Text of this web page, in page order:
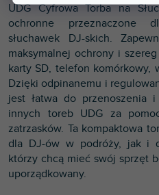
UDG Cyfrowa Torba na
ochronne przeznaczone
słuchawek DJ-skich.
maksymalnej ochrony i
karty SD, telefon komórkowy,
Dzięki odpinanemu i
jest łatwa do przenoszenia
innych toreb UDG za
zatrzasków. Ta kompaktowa
dla DJ-ów w podróży, jak i
którzy chcą mieć swój sprzęt
uporządkowany.